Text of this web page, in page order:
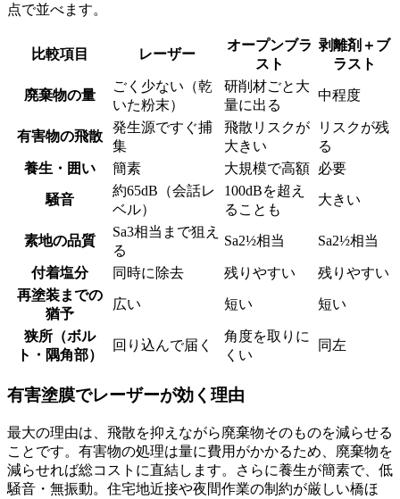
点で並べます。
比較項目 レーザー
オープンブラ
スト
剥離剤＋ブ
ラスト
廃棄物の量
ごく少ない（乾
いた粉末）
研削材ごと大
量に出る
中程度
有害物の飛散
発生源ですぐ捕
集
飛散リスクが
大きい
リスクが残
る
養生・囲い
簡素 大規模で高額 必要
騒音
約65dB（会話レ
ベル）
100dBを超え
ることも
大きい
素地の品質
Sa3相当まで狙え
る
Sa2½相当 Sa2½相当
付着塩分 同時に除去 残りやすい
残りやすい
再塗装までの
猶予
広い 短い 短い
狭所（ボル
ト・隅角部）
回り込んで届く
角度を取りに
くい
同左
有害塗膜でレーザーが効く理由
最大の理由は、飛散を抑えながら廃棄物そのものを減らせる
ことです。有害物の処理は量に費用がかかるため、廃棄物を
減らせれば総コストに直結します。さらに養生が簡素で、低
騒音・無振動。住宅地近接や夜間作業の制約が厳しい橋ほ